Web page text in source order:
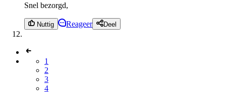
Snel bezorgd,
Nuttig Reageer Deel
1
2
3
4